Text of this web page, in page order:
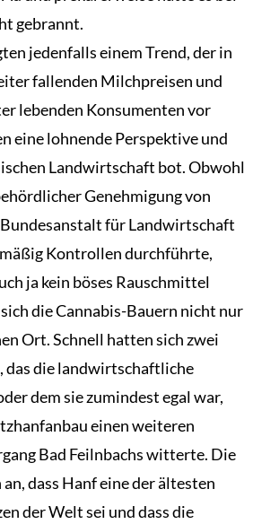
gebrannt.
jedenfalls einem Trend, der in
fallenden Milchpreisen und
lebenden Konsumenten vor
eine lohnende Perspektive und
Landwirtschaft bot. Obwohl
Genehmigung von
für Landwirtschaft
Kontrollen durchführte,
ja kein böses Rauschmittel
die Cannabis-Bauern nicht nur
Ort. Schnell hatten sich zwei
das die landwirtschaftliche
dem sie zumindest egal war,
einen weiteren
Bad Feilnbachs witterte. Die
dass Hanf eine der ältesten
der Welt sei und dass die